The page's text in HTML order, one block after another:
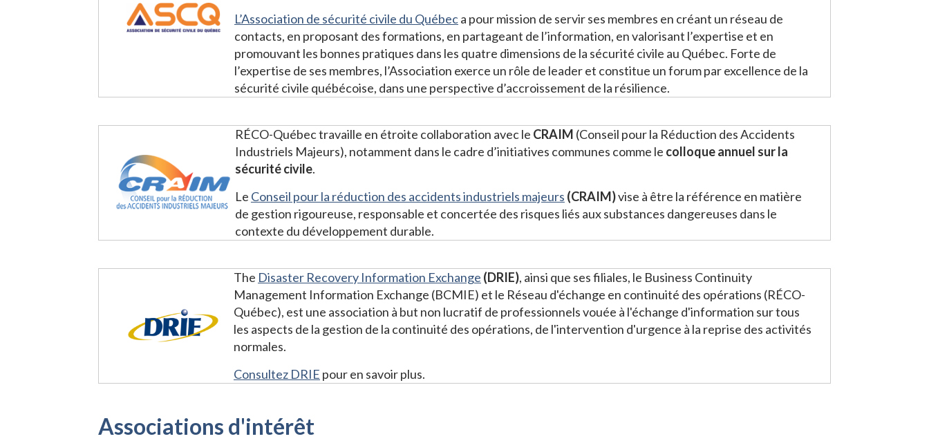
L’Association de sécurité civile du Québeca pour mission de servir ses membres en créant un réseau de
contacts, en proposant des formations, en partageant de l’information, en valorisant l’expertise et en
promouvant les bonnes pratiques dans les quatre dimensions de la sécurité civile au Québec. Forte de
l’expertise de ses membres, l’Association exerce un rôle de leader et constitue un forum par excellence de la
sécurité civile québécoise, dans une perspective d’accroissement de la résilience.
RÉCO-Québec travaille en étroite collaboration avec le CRAIM (Conseil pour la Réduction des Accidents
Industriels Majeurs), notamment dans le cadre d’initiatives communes comme le colloque annuel sur la
sécurité civile.
Le Conseil pour la réduction des accidents industriels majeurs (CRAIM)vise à être la référence en matière
de gestion rigoureuse, responsable et concertée des risques liés aux substances dangereuses dans le
contexte du développement durable.
The Disaster Recovery Information Exchange (DRIE), ainsi que ses filiales, le Business Continuity
Management Information Exchange (BCMIE) et le Réseau d'échange en continuité des opérations (RÉCO-
Québec), est une association à but non lucratif de professionnels vouée à l'échange d'information sur tous
les aspects de la gestion de la continuité des opérations, de l'intervention d'urgence à la reprise des activités
normales.
Consultez DRIE pour en savoir plus.
Associations d'intérêt